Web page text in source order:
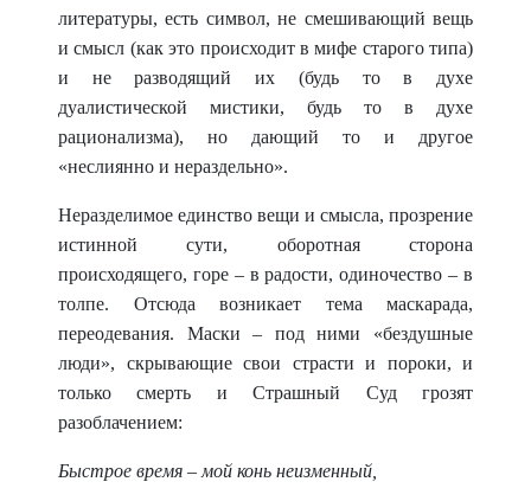
литературы, есть символ, не смешивающий вещь
и смысл (как это происходит в мифе старого типа)
и не разводящий их (будь то в духе
дуалистической мистики, будь то в духе
рационализма), но дающий то и другое
«неслиянно и нераздельно».
Неразделимое единство вещи и смысла, прозрение
истинной сути, оборотная сторона
происходящего, горе – в радости, одиночество – в
толпе. Отсюда возникает тема маскарада,
переодевания. Маски – под ними «бездушные
люди», скрывающие свои страсти и пороки, и
только смерть и Страшный Суд грозят
разоблачением:
Быстрое время – мой конь неизменный,